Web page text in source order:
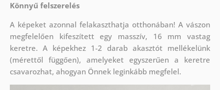
Könnyű felszerelés
A képeket azonnal felakaszthatja otthonában! A vászon
megfelelően kifeszített egy masszív, 16 mm vastag
keretre. A képekhez 1-2 darab akasztót mellékelünk
(mérettől függően), amelyeket egyszerűen a keretre
csavarozhat, ahogyan Önnek leginkább megfelel.